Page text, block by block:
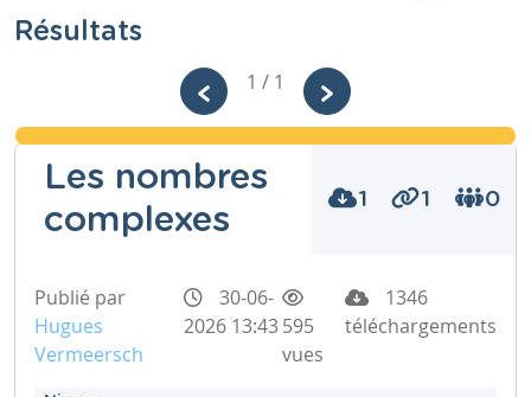
Résultats
1 / 1
Les nombres
complexes
1 1 0
Publié par
Hugues
Vermeersch
30-06-
2026 13:43595
vues
1346
téléchargements